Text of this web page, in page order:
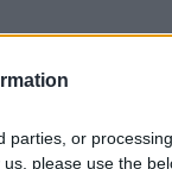
parties, or
please use the